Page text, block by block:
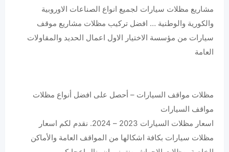
مشاريع مظلات سيارات لجميع انواع الصناعات الاوروبية
والكورية والوطنية … افضل تركيب مظلات مشاريع موقف
سيارات من مؤسسة الاختيار الاول اعمال الحديد والمقاولات
العامة
مظلات مواقف السيارات – أحصل على افضل أنواع مظلات
مواقف السيارات
اسعار مظلات السيارات 2023 – 2024. نقدم لكم اسعار
مظلات سيارات بكافة اشكالها من المواقف العامة والأماكن